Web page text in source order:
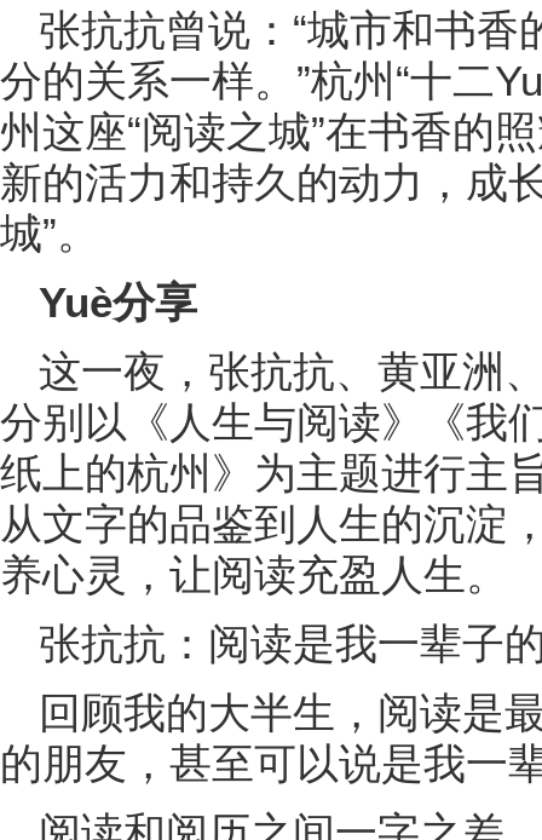
张抗抗曾说：“城市和书
分的关系一样。”杭州“十二
州这座“阅读之城”在书香的
新的活力和持久的动力，成
城”。
Yuè分享
这一夜，张抗抗、黄亚洲
分别以《人生与阅读》《我
纸上的杭州》为主题进行主
从文字的品鉴到人生的沉淀
养心灵，让阅读充盈人生。
张抗抗：阅读是我一辈子
回顾我的大半生，阅读是
的朋友，甚至可以说是我一